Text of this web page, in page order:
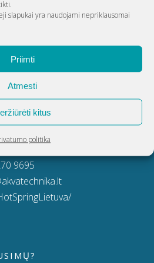
slapukai yra naudojami nepriklausomai
Priimti
Atmesti
kitus
politika
g. 20, Vilnius
9695